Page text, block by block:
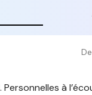
Personnelles à